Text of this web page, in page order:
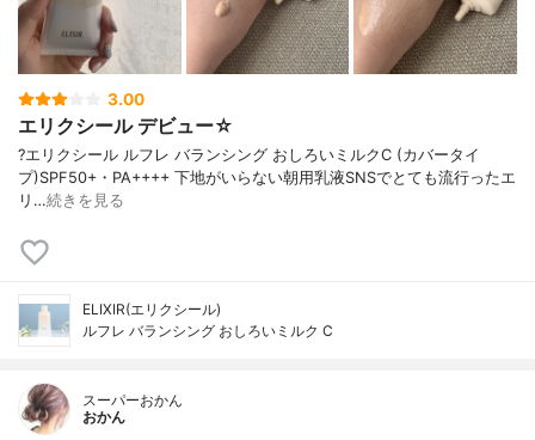
3.00
エリクシール デビュー☆
?エリクシール ルフレ バランシング おしろいミルクC (カバータイ
プ)SPF50+・PA++++ 下地がいらない朝用乳液SNSでとても流行ったエ
リ…続きを見る
ELIXIR(エリクシール)
ルフレ バランシング おしろいミルク C
スーパーおかん
おかん